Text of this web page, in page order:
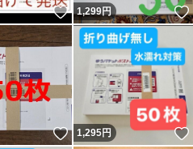
いいね！
1,299円
いいね！
1,295円